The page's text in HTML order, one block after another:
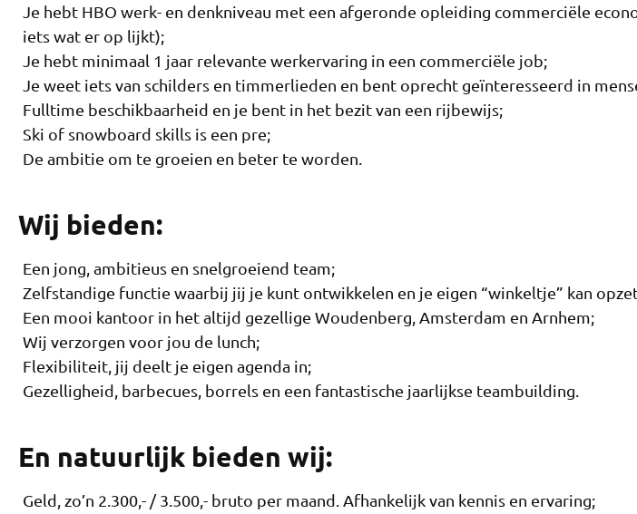
Je hebt HBO werk- en denkniveau met een afgeronde opleiding commerciële
iets wat er op lijkt);
Je hebt minimaal 1 jaar relevante werkervaring in een commerciële job;
Je weet iets van schilders en timmerlieden en bent oprecht geïnteresseerd in
Fulltime beschikbaarheid en je bent in het bezit van een rijbewijs;
Ski of snowboard skills is een pre;
De ambitie om te groeien en beter te worden.
Wij bieden:
Een jong, ambitieus en snelgroeiend team;
Zelfstandige functie waarbij jij je kunt ontwikkelen en je eigen “winkeltje” kan
Een mooi kantoor in het altijd gezellige Woudenberg, Amsterdam en Arnhem;
Wij verzorgen voor jou de lunch;
Flexibiliteit, jij deelt je eigen agenda in;
Gezelligheid, barbecues, borrels en een fantastische jaarlijkse teambuilding.
En natuurlijk bieden wij:
Geld, zo’n 2.300,- / 3.500,- bruto per maand. Afhankelijk van kennis en ervaring;